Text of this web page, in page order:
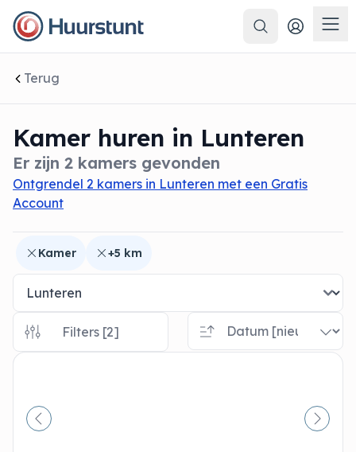
Zoeken
Terug
Kamer huren in Lunteren
Er zijn 2 kamers gevonden
Ontgrendel 2 kamers in Lunteren met een Gratis
Account
sluiten
Kamer +5 km
Filters [2]
Vorige